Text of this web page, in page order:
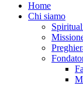
Home
Chi siamo